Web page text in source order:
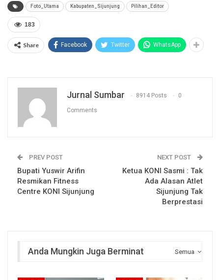
Foto_Utama Kabupaten_Sijunjung Pilihan_Editor
183
Share Facebook Twitter WhatsApp
Jurnal Sumbar 8914 Posts 0
Comments
PREV POST
Bupati Yuswir Arifin
Resmikan Fitness
Centre KONI Sijunjung
NEXT POST
Ketua KONI Sasmi : Tak
Ada Alasan Atlet
Sijunjung Tak
Berprestasi
Semua
Anda Mungkin Juga Berminat